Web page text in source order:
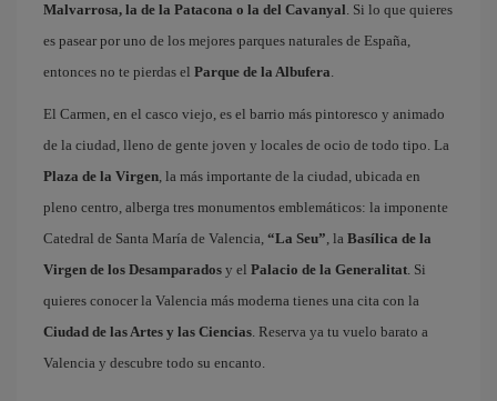
Malvarrosa, la de la Patacona o la del Cavanyal. Si lo que quieres
es pasear por uno de los mejores parques naturales de España,
entonces no te pierdas el Parque de la Albufera.
El Carmen, en el casco viejo, es el barrio más pintoresco y animado
de la ciudad, lleno de gente joven y locales de ocio de todo tipo. La
Plaza de la Virgen, la más importante de la ciudad, ubicada en
pleno centro, alberga tres monumentos emblemáticos: la imponente
Catedral de Santa María de Valencia, “La Seu”, la Basílica de la
Virgen de los Desamparados y el Palacio de la Generalitat. Si
quieres conocer la Valencia más moderna tienes una cita con la
Ciudad de las Artes y las Ciencias. Reserva ya tu vuelo barato a
Valencia y descubre todo su encanto.